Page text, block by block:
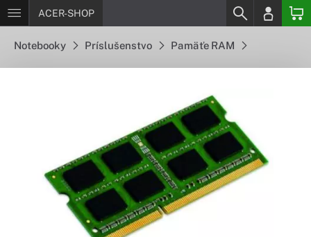
ACER-SHOP
Notebooky Príslušenstvo Pamäťe RAM